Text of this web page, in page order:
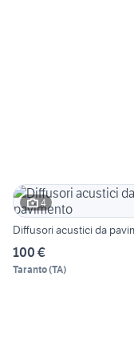
4
Diffusori acustici da
100 €
Taranto(TA)